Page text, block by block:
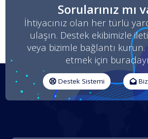
Sorularınız mı
İhtiyacınız olan her türlü
ulaşın. Destek ekibimizle
veya bizimle bağlantı kurun.
etmek için
Destek Sistemi